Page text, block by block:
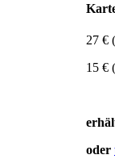
27 €
15 €
oder